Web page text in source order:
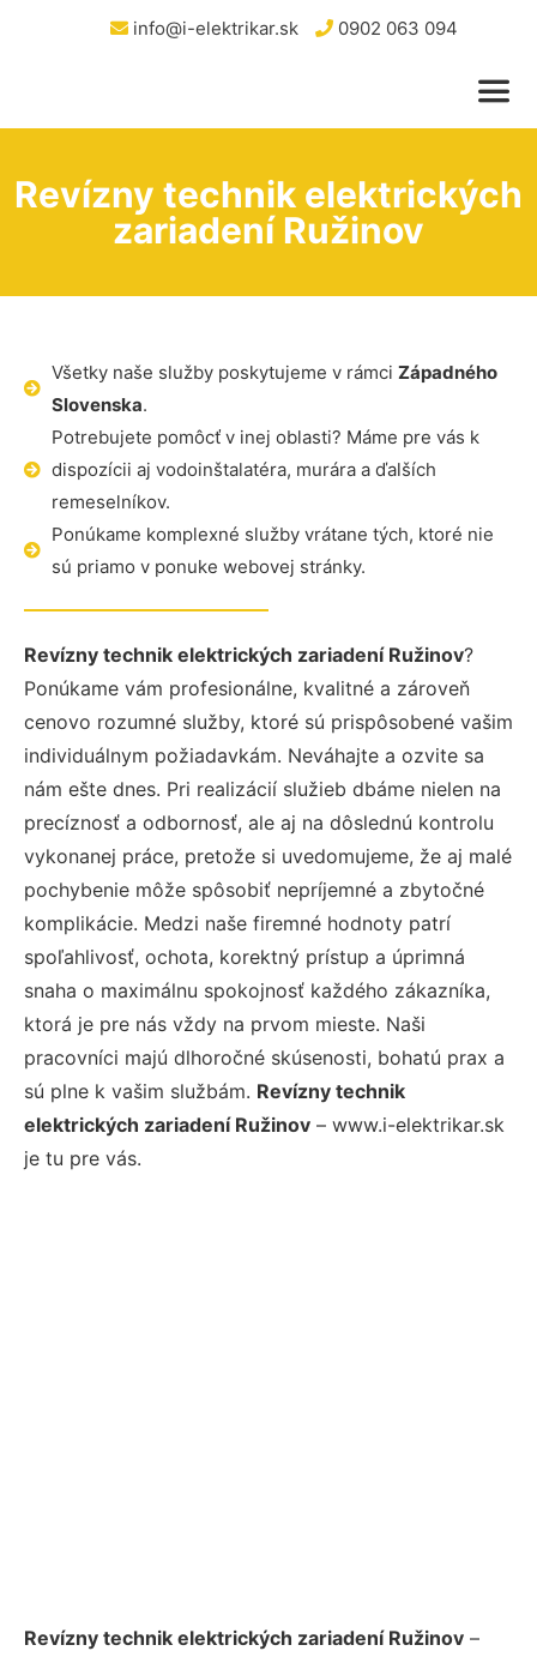
info@i-elektrikar.sk 0902 063 094
Revízny technik elektrických
zariadení Ružinov
Všetky naše služby poskytujeme v rámci Západného
Slovenska.
Potrebujete pomôcť v inej oblasti? Máme pre vás k
dispozícii aj vodoinštalatéra, murára a ďalších
remeselníkov.
Ponúkame komplexné služby vrátane tých, ktoré nie
sú priamo v ponuke webovej stránky.
Revízny technik elektrických zariadení Ružinov?
Ponúkame vám profesionálne, kvalitné a zároveň
cenovo rozumné služby, ktoré sú prispôsobené vašim
individuálnym požiadavkám. Neváhajte a ozvite sa
nám ešte dnes. Pri realizácií služieb dbáme nielen na
precíznosť a odbornosť, ale aj na dôslednú kontrolu
vykonanej práce, pretože si uvedomujeme, že aj malé
pochybenie môže spôsobiť nepríjemné a zbytočné
komplikácie. Medzi naše firemné hodnoty patrí
spoľahlivosť, ochota, korektný prístup a úprimná
snaha o maximálnu spokojnosť každého zákazníka,
ktorá je pre nás vždy na prvom mieste. Naši
pracovníci majú dlhoročné skúsenosti, bohatú prax a
sú plne k vašim službám. Revízny technik
elektrických zariadení Ružinov – www.i-elektrikar.sk
je tu pre vás.
Revízny technik elektrických zariadení Ružinov –